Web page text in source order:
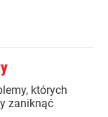
których
zaniknąć